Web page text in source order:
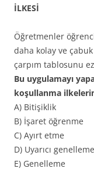
İLKESİ
Öğretmenler
daha kolay ve
çarpım tablosunu
Bu uygulamayı
koşullanma
A) Bitişiklik
B) İşaret öğrenme
C) Ayırt etme
D) Uyarıcı
E) Genelleme